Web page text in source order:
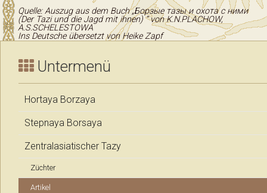
Quelle: Auszug aus dem Buch „Борзые тазы и охота с ними
(Der Tazi und die Jagd mit ihnen) “ von K.N.PLACHOW,
A.S.SCHELESTOWA
Ins Deutsche übersetzt von Heike Zapf
Untermenü
Hortaya Borzaya
Stepnaya Borsaya
Zentralasiatischer Tazy
Züchter
Artikel